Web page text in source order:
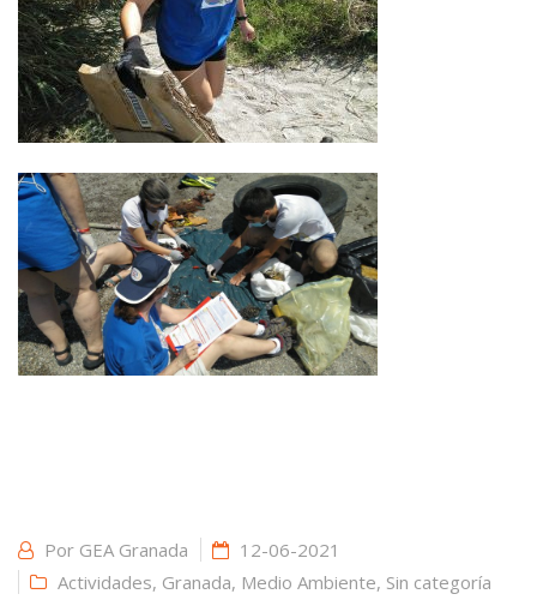
Por GEA Granada
12-06-2021
Actividades, Granada, Medio Ambiente, Sin categoría